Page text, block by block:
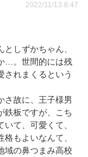
2022/11/13 8:47
しずかちゃん、
…。世間的には残
されまくるという
故に、王子様男
鉄板ですが、こち
て、可愛くて、
もよいなんて、
域の鼻つまみ高校